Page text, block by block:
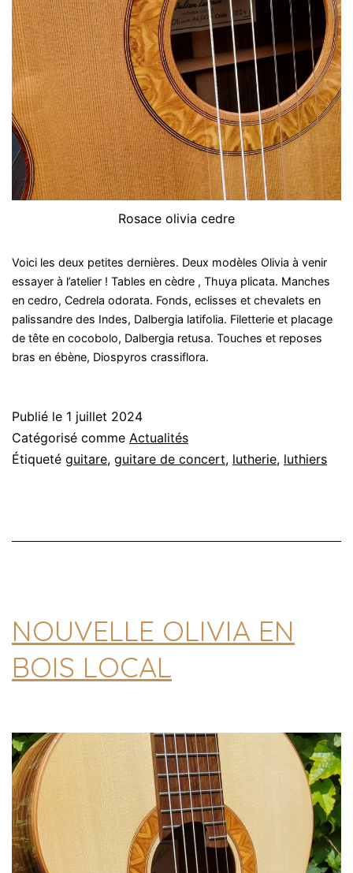
Rosace olivia cedre
Voici les deux petites dernières. Deux modèles Olivia à venir
essayer à l’atelier ! Tables en cèdre , Thuya plicata. Manches
en cedro, Cedrela odorata. Fonds, eclisses et chevalets en
palissandre des Indes, Dalbergia latifolia. Filetterie et placage
de tête en cocobolo, Dalbergia retusa. Touches et reposes
bras en ébène, Diospyros crassiflora.
Publié le 1 juillet 2024
Catégorisé comme Actualités
Étiqueté guitare, guitare de concert, lutherie, luthiers
NOUVELLE OLIVIA EN
BOIS LOCAL